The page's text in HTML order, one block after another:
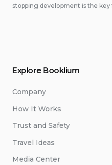
stopping development is the
Explore Booklium
Company
How It Works
Trust and Safety
Travel Ideas
Media Center